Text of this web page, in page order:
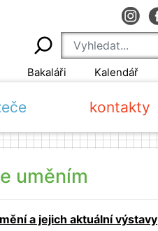
Bakaláři Kalendář
kontakty
uměním
a jejich aktuální výstavy